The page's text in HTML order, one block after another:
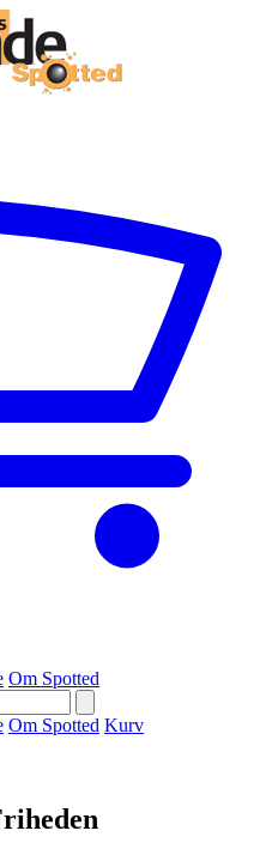
Om Spotted
Om Spotted Kurv